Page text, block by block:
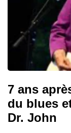
7 ans
du blues
Dr. John